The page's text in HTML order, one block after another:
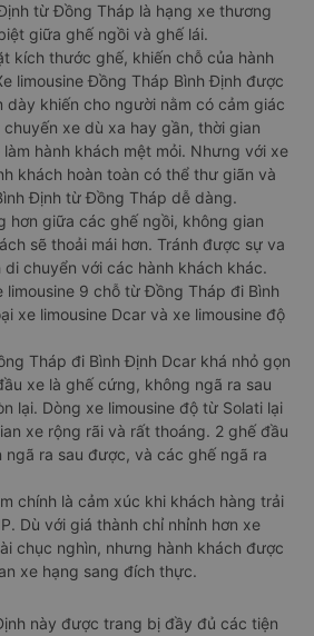
từ Đồng Tháp là hạng xe thương
giữa ghế ngồi và ghế lái.
kích thước ghế, khiến chỗ của hành
limousine Đồng Tháp Bình Định được
dày khiến cho người nằm có cảm giác
chuyến xe dù xa hay gần, thời gian
hành khách mệt mỏi. Nhưng với xe
khách hoàn toàn có thể thư giãn và
Định từ Đồng Tháp dễ dàng.
hơn giữa các ghế ngồi, không gian
sẽ thoải mái hơn. Tránh được sự va
chuyển với các hành khách khác.
limousine 9 chỗ từ Đồng Tháp đi Bình
xe limousine Dcar và xe limousine độ
Tháp đi Bình Định Dcar khá nhỏ gọn
xe là ghế cứng, không ngã ra sau
lại. Dòng xe limousine độ từ Solati lại
xe rộng rãi và rất thoáng. 2 ghế đầu
ngã ra sau được, và các ghế ngã ra
chính là cảm xúc khi khách hàng trải
Dù với giá thành chỉ nhỉnh hơn xe
chục nghìn, nhưng hành khách được
xe hạng sang đích thực.
này được trang bị đầy đủ các tiện